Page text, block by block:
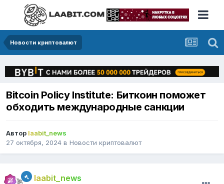
Новости криптовалют
Bitcoin Policy Institute: Биткоин поможет
обходить международные санкции
Автор laabit_news
27 октября, 2024 в Новости криптовалют
laabit_news